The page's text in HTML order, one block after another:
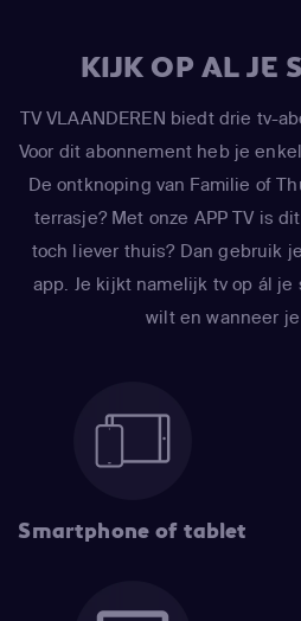
KIJK OP AL JE
TV VLAANDEREN biedt drie tv-
Voor dit abonnement heb je
De ontknoping van Familie of
terrasje? Met onze APP TV is
toch liever thuis? Dan gebruik
app. Je kijkt namelijk tv op ál je
wilt en wanneer je
Smartphone of tablet